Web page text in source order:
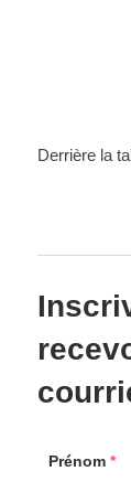
Derrière la
Prénom *